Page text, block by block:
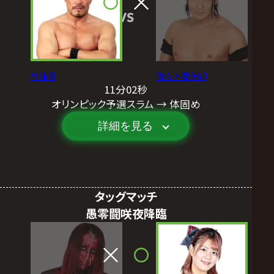
杉浦貴
VS
佐々木憂流迦
11分02秒
オリンピック予選スラム → 体固め
詳細を見る
タッグマッチ
愚零闘咲夜降臨